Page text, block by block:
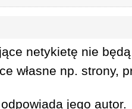
netykietę nie
własne np. strony,
jego autor.